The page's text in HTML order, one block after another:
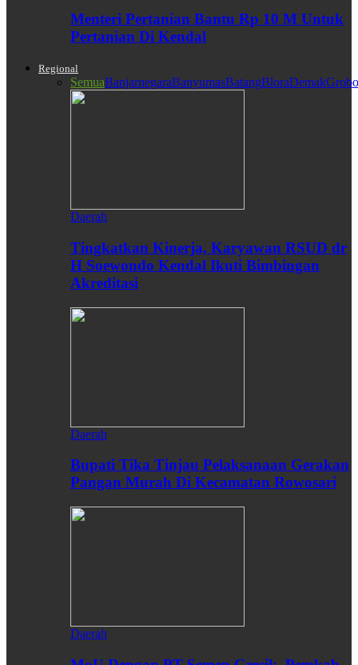
Menteri Pertanian Bantu Rp 10 M Untuk
Pertanian Di Kendal
Regional
SemuaBanjarnegaraBanyumasBatangBloraDemak
Daerah
Tingkatkan Kinerja, Karyawan RSUD dr
H Soewondo Kendal Ikuti Bimbingan
Akreditasi
Daerah
Bupati Tika Tinjau Pelaksanaan Gerakan
Pangan Murah Di Kecamatan Rowosari
Daerah